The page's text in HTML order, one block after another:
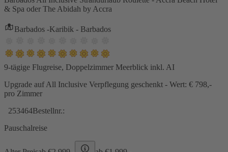
& Spa oder The Abidah by Accra
Barbados -Karibik - Barbados
9-tägige Flugreise, Doppelzimmer Meerblick inkl. AI
Upgrade auf All Inclusive Verpflegung geschenkt - Wert: € 798,-
pro Zimmer
253464Bestellnr.:
Pauschalreise